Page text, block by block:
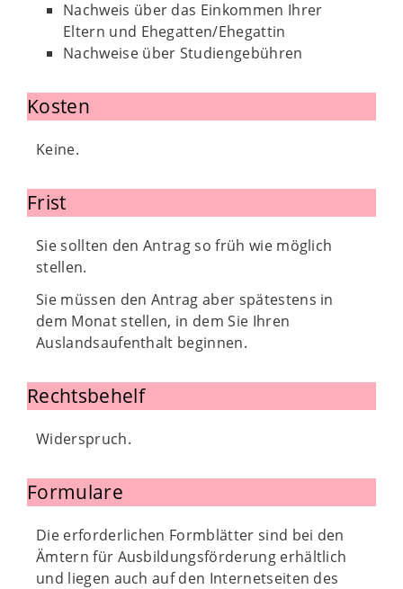
Nachweis über das Einkommen Ihrer
Eltern und Ehegatten/Ehegattin
Nachweise über Studiengebühren
Kosten
Keine.
Frist
Sie sollten den Antrag so früh wie möglich
stellen.
Sie müssen den Antrag aber spätestens in
dem Monat stellen, in dem Sie Ihren
Auslandsaufenthalt beginnen.
Rechtsbehelf
Widerspruch.
Formulare
Die erforderlichen Formblätter sind bei den
Ämtern für Ausbildungsförderung erhältlich
und liegen auch auf den Internetseiten des